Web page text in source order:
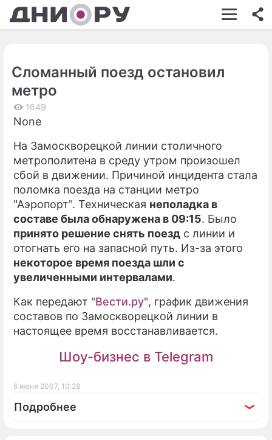
ШОУ-БИЗНЕС
КИНО
ЭКОНОМИКА
ПРОИСШЕСТВИЯ
СОННИК
СТИЛЬ ЖИЗНИ
СЕРИАЛЫ
ПРЕСС-РЕЛИЗЫ
О ПРОЕКТЕ
Сломанный поезд остановил
метро
1649
None
На Замоскворецкой линии столичного
метрополитена в среду утром произошел
сбой в движении. Причиной инцидента стала
поломка поезда на станции метро
"Аэропорт". Техническая неполадка в
составе была обнаружена в 09:15. Было
принято решение снять поезд с линии и
отогнать его на запасной путь. Из-за этого
некоторое время поезда шли с
увеличенными интервалами.
Как передают "Вести.ру", график движения
составов по Замоскворецкой линии в
настоящее время восстанавливается.
Шоу-бизнес в Telegram
6 июня 2007, 10:28
Подробнее